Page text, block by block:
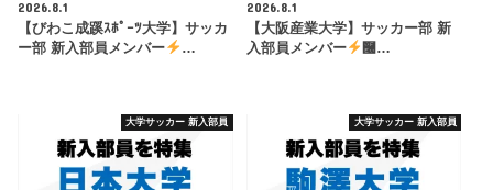
2026.8.1
【びわこ成蹊ｽﾎﾟｰﾂ大学】サッカ
ー部 新入部員メンバー
…
2026.8.1
【大阪産業大学】サッカー部 新
入部員メンバー
࿠…
大学サッカー 新入部員 大学サッカー 新入部員